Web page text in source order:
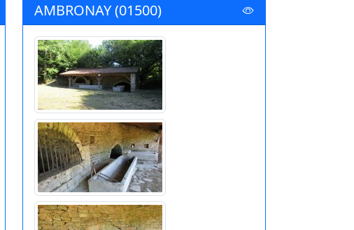
AMBRONAY (01500)